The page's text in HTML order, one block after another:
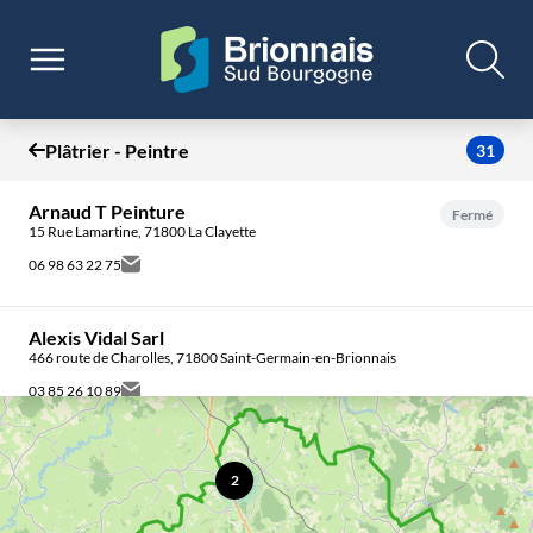
2
Plâtrier - Peintre 31
Arnaud T Peinture
15 Rue Lamartine, 71800 La Clayette
06 98 63 22 75
Fermé
Alexis Vidal Sarl
466 route de Charolles, 71800 Saint-Germain-en-Brionnais
03 85 26 10 89
Arguionn Mustapha
24 Lot Terre De La Vigne, 71800 Varennes-sous-Dun
03 85 26 86 12